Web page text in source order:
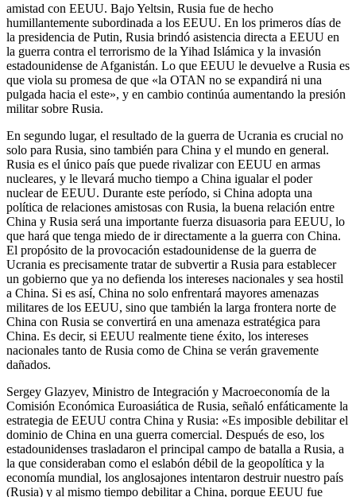
amistad con EEUU. Bajo Yeltsin, Rusia fue de hecho
humillantemente subordinada a los EEUU. En los primeros días de
la presidencia de Putin, Rusia brindó asistencia directa a EEUU en
la guerra contra el terrorismo de la Yihad Islámica y la invasión
estadounidense de Afganistán. Lo que EEUU le devuelve a Rusia es
que viola su promesa de que «la OTAN no se expandirá ni una
pulgada hacia el este», y en cambio continúa aumentando la presión
militar sobre Rusia.
En segundo lugar, el resultado de la guerra de Ucrania es crucial no
solo para Rusia, sino también para China y el mundo en general.
Rusia es el único país que puede rivalizar con EEUU en armas
nucleares, y le llevará mucho tiempo a China igualar el poder
nuclear de EEUU. Durante este período, si China adopta una
política de relaciones amistosas con Rusia, la buena relación entre
China y Rusia será una importante fuerza disuasoria para EEUU, lo
que hará que tenga miedo de ir directamente a la guerra con China.
El propósito de la provocación estadounidense de la guerra de
Ucrania es precisamente tratar de subvertir a Rusia para establecer
un gobierno que ya no defienda los intereses nacionales y sea hostil
a China. Si es así, China no solo enfrentará mayores amenazas
militares de los EEUU, sino que también la larga frontera norte de
China con Rusia se convertirá en una amenaza estratégica para
China. Es decir, si EEUU realmente tiene éxito, los intereses
nacionales tanto de Rusia como de China se verán gravemente
dañados.
Sergey Glazyev, Ministro de Integración y Macroeconomía de la
Comisión Económica Euroasiática de Rusia, señaló enfáticamente la
estrategia de EEUU contra China y Rusia: «Es imposible debilitar el
dominio de China en una guerra comercial. Después de eso, los
estadounidenses trasladaron el principal campo de batalla a Rusia, a
la que consideraban como el eslabón débil de la geopolítica y la
economía mundial, los anglosajones intentaron destruir nuestro país
(Rusia) y al mismo tiempo debilitar a China, porque EEUU fue